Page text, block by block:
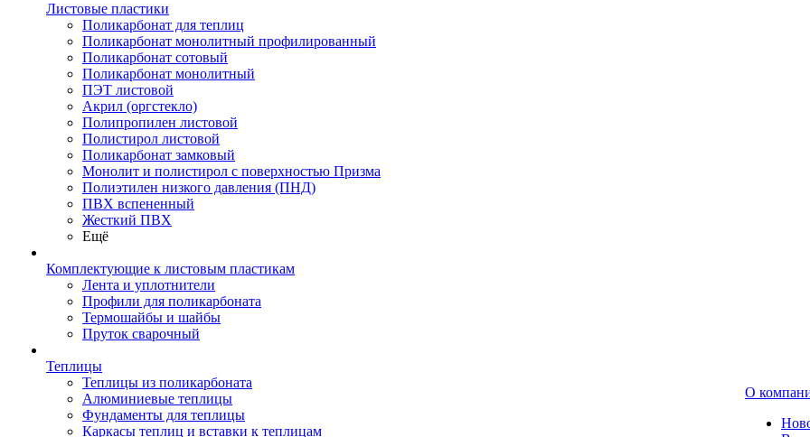
Листовые пластики
Поликарбонат для теплиц
Поликарбонат монолитный профилированный
Поликарбонат сотовый
Поликарбонат монолитный
ПЭТ листовой
Акрил (оргстекло)
Полипропилен листовой
Полистирол листовой
Поликарбонат замковый
Монолит и полистирол с поверхностью Призма
Полиэтилен низкого давления (ПНД)
ПВХ вспененный
Жесткий ПВХ
Ещё
Комплектующие к листовым пластикам
Лента и уплотнители
Профили для поликарбоната
Термошайбы и шайбы
Пруток сварочный
Теплицы
Теплицы из поликарбоната
Алюминиевые теплицы
Фундаменты для теплицы
Каркасы теплиц и вставки к теплицам
О